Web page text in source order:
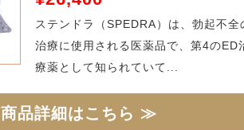
ステンドラ（SPEDRA）は、勃起不全
治療に使用される医薬品で、第4のED
療薬として知られていて...
商品詳細はこちら ≫